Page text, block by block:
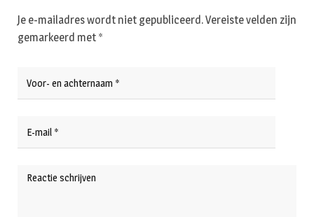
Je e-mailadres wordt niet gepubliceerd.Vereiste velden zijn
gemarkeerd met *